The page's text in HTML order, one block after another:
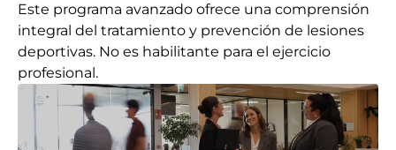
Este programa avanzado ofrece una comprensión
integral del tratamiento y prevención de lesiones
deportivas. No es habilitante para el ejercicio
profesional.